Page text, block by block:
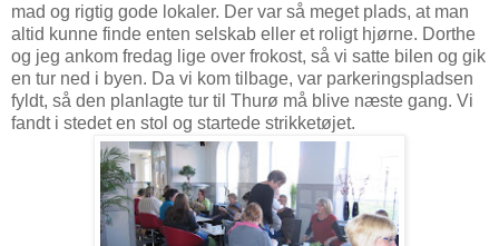
mad og rigtig gode lokaler. Der var så meget plads, at man
altid kunne finde enten selskab eller et roligt hjørne. Dorthe
og jeg ankom fredag lige over frokost, så vi satte bilen og gik
en tur ned i byen. Da vi kom tilbage, var parkeringspladsen
fyldt, så den planlagte tur til Thurø må blive næste gang. Vi
fandt i stedet en stol og startede strikketøjet.